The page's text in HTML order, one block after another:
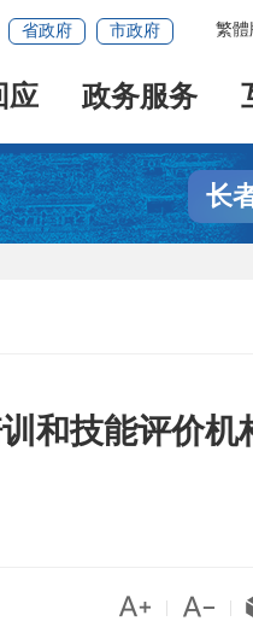
繁體
省政府 市政府
应 政务服务
长
和技能评价机
 